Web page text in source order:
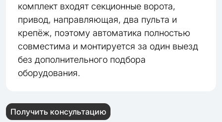
комплект входят секционные ворота,
привод, направляющая, два пульта и
крепёж, поэтому автоматика полностью
совместима и монтируется за один выезд
без дополнительного подбора
оборудования.
Получить консультацию